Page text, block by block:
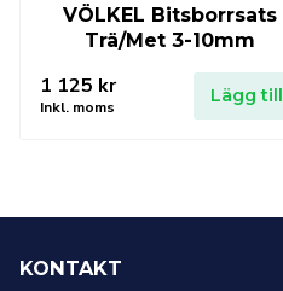
VÖLKEL Bitsborrsats
Trä/Met 3-10mm
1 125 kr
Inkl. moms
Lägg till
KONTAKT